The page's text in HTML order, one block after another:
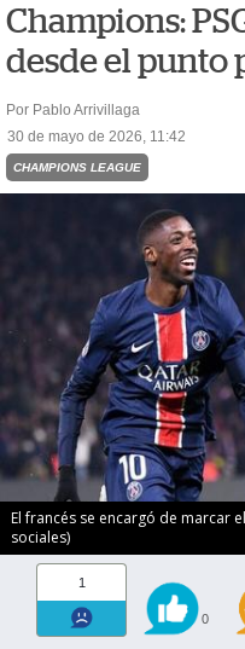
Champions:
desde el punto
Por Pablo Arrivillaga
30 de mayo de 2026, 11:42
CHAMPIONS LEAGUE
El francés se encargó de marcar
sociales)
1
0